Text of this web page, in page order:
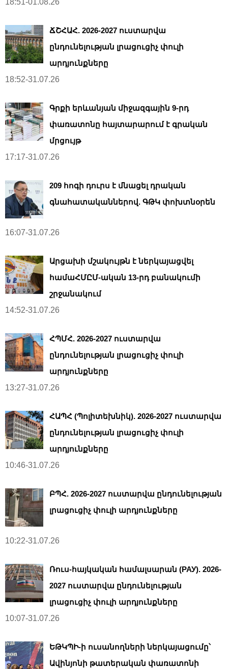
18:51-01.08.26
ՃՇՀԱՀ. 2026-2027 ուստարվա
ընդունելության լրացուցիչ փուլի
արդյունքները
18:52-31.07.26
Գրքի երևանյան միջազգային 9-րդ
փառատոնը հայտարարում է գրական
մրցույթ
17:17-31.07.26
209 հոգի դուրս է մնացել դրական
գնահատականներով. ԳԹԿ փոխտնօրեն
16:07-31.07.26
Արցախի մշակույթն է ներկայացվել
համաՀՄԸՄ-ական 13-րդ բանակումի
շրջանակում
14:52-31.07.26
ՀՊՄՀ. 2026-2027 ուստարվա
ընդունելության լրացուցիչ փուլի
արդյունքները
13:27-31.07.26
ՀԱՊՀ (Պոլիտեխնիկ). 2026-2027 ուստարվա
ընդունելության լրացուցիչ փուլի
արդյունքները
10:46-31.07.26
ԲՊՀ. 2026-2027 ուստարվա ընդունելության
լրացուցիչ փուլի արդյունքները
10:22-31.07.26
Ռուս-հայկական համալսարան (РАУ). 2026-
2027 ուստարվա ընդունելության
լրացուցիչ փուլի արդյունքները
10:07-31.07.26
ԵԹԿՊԻ-ի ուսանողների ներկայացումը՝
Ավինյոնի թատերական փառատոնի